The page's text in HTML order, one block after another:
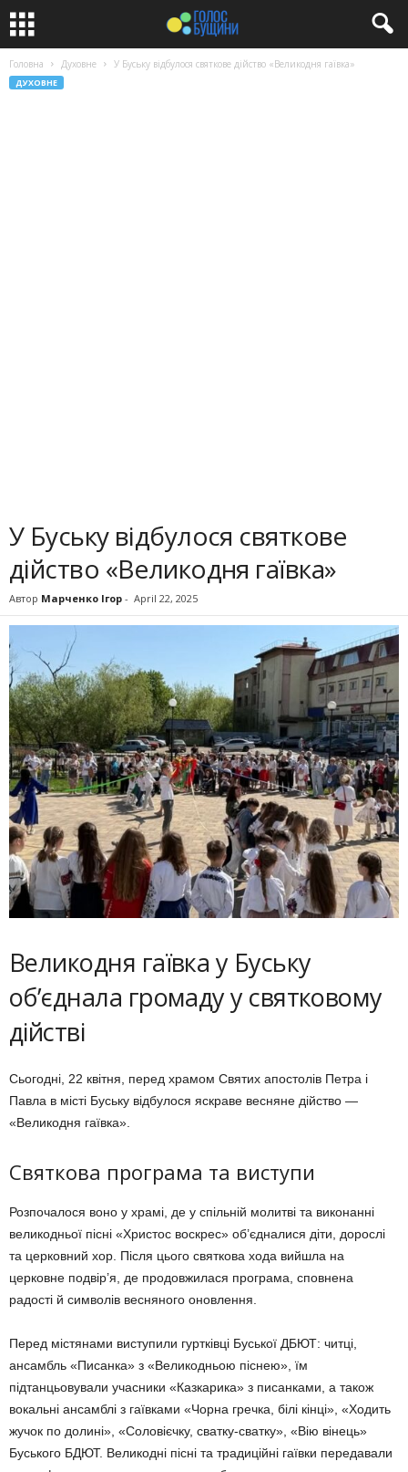
Головна Духовне У Буську відбулося святкове дійство «Великодня гаївка»
ДУХОВНЕ
У Буську відбулося святкове
дійство «Великодня гаївка»
Автор Марченко Ігор - April 22, 2025
Великодня гаївка у Буську
об’єднала громаду у святковому
дійстві
Сьогодні, 22 квітня, перед храмом Святих апостолів Петра і
Павла в місті Буську відбулося яскраве весняне дійство —
«Великодня гаївка».
Святкова програма та виступи
Розпочалося воно у храмі, де у спільній молитві та виконанні
великодньої пісні «Христос воскрес» об’єдналися діти, дорослі
та церковний хор. Після цього святкова хода вийшла на
церковне подвір’я, де продовжилася програма, сповнена
радості й символів весняного оновлення.
Перед містянами виступили гуртківці Буської ДБЮТ: читці,
ансамбль «Писанка» з «Великодньою піснею», їм
підтанцьовували учасники «Казкарика» з писанками, а також
вокальні ансамблі з гаївками «Чорна гречка, білі кінці», «Ходить
жучок по долині», «Соловієчку, сватку-сватку», «Вію вінець»
Буського БДЮТ. Великодні пісні та традиційні гаївки передавали